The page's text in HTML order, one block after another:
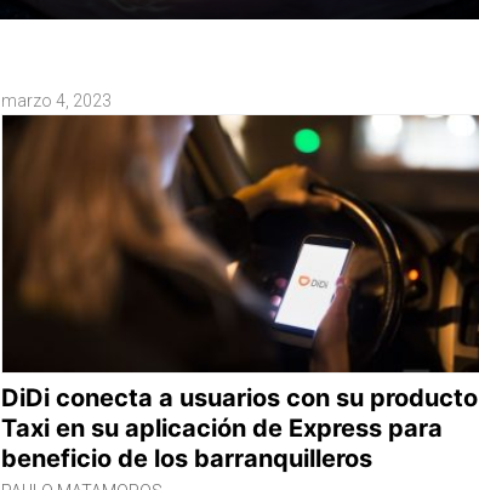
marzo 4, 2023
DiDi conecta a usuarios con su producto
Taxi en su aplicación de Express para
beneficio de los barranquilleros